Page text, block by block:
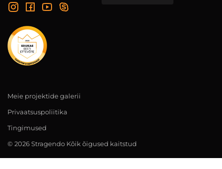
Meie projektide galerii
Privaatsuspoliitika
Tingimused
© 2026 Stragendo Kõik õigused kaitstud